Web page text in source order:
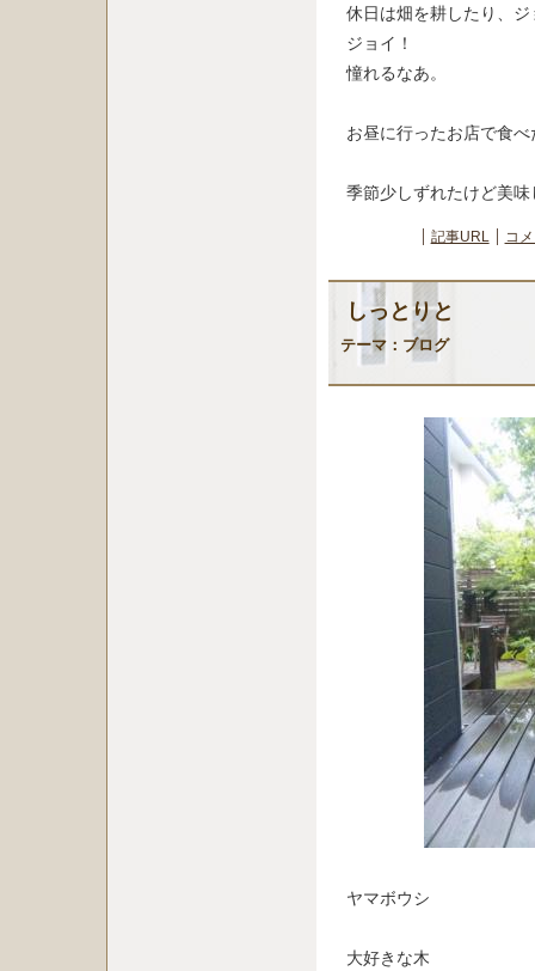
休日は畑を耕したり、
ジョイ！
憧れるなあ。
お昼に行ったお店で食
季節少しずれたけど美味
記事URL コ
しっとりと
テーマ： ブログ
ヤマボウシ
大好きな木